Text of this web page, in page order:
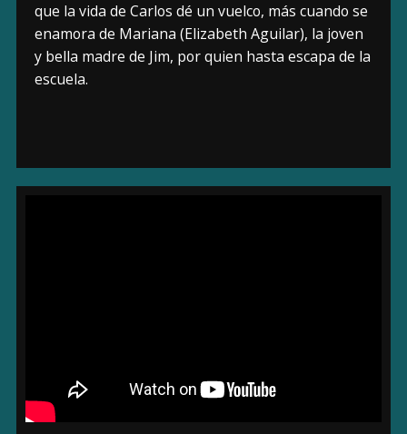
que la vida de Carlos dé un vuelco, más cuando se
enamora de Mariana (Elizabeth Aguilar), la joven
y bella madre de Jim, por quien hasta escapa de la
escuela.